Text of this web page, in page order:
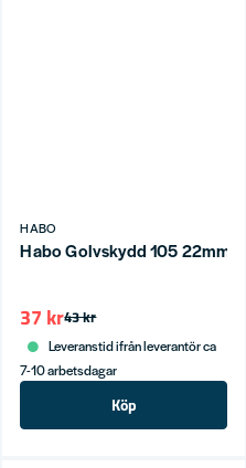
HABO
Habo Golvskydd 105 22mm SB
43 kr
37 kr
Leveranstid ifrån leverantör ca
7-10 arbetsdagar
Köp